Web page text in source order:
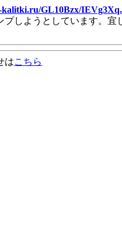
kalitki.ru/GL10Bzx/
プしようとしています。
はこちら